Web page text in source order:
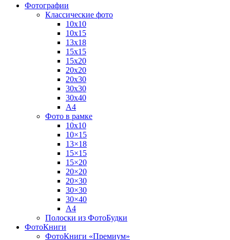
Фотографии
Классические фото
10х10
10х15
13х18
15х15
15х20
20х20
20х30
30х30
30х40
А4
Фото в рамке
10х10
10×15
13×18
15×15
15×20
20×20
20×30
30×30
30×40
A4
Полоски из ФотоБудки
ФотоКниги
ФотоКниги «Премиум»